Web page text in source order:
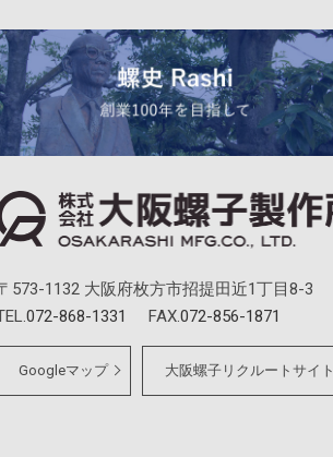
573-1132 大阪府枚方市招提田近1丁目8-3
072-868-1331 FAX.072-856-1871
Googleマップ 大阪螺子リクルートサイト